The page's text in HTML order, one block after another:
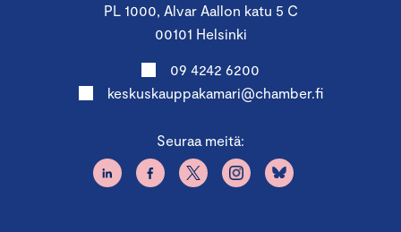
PL 1000, Alvar Aallon katu 5 C
00101 Helsinki
09 4242 6200
keskuskauppakamari@chamber.fi
Seuraa meitä: